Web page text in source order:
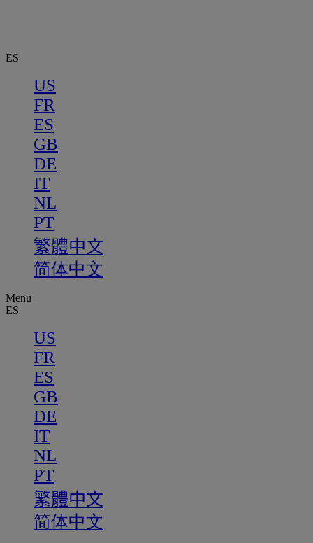
ES
US
FR
ES
GB
DE
IT
NL
PT
繁體中文
简体中文
Menu
ES
US
FR
ES
GB
DE
IT
NL
PT
繁體中文
简体中文